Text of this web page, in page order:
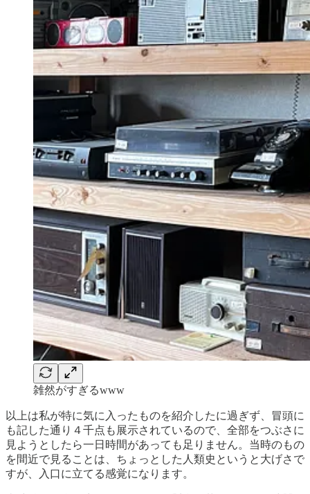
雑然がすぎるwww
以上は私が特に気に入ったものを紹介したに過ぎず、冒頭に
も記した通り４千点も展示されているので、全部をつぶさに
見ようとしたら一日時間があっても足りません。当時のもの
を間近で見ることは、ちょっとした人類史というと大げさで
すが、入口に立てる感覚になります。